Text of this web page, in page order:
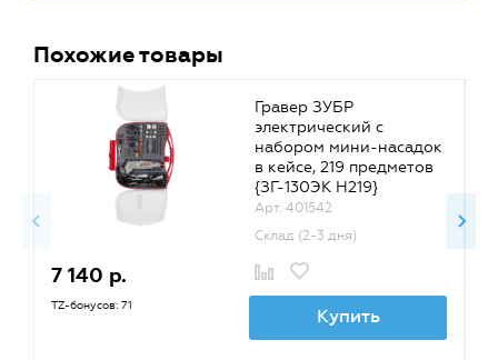
Похожие товары
Гравер ЗУБР
электрический с
набором мини-насадок
в кейсе, 219 предметов
{ЗГ-130ЭК H219}
Арт. 401542
Склад (2-3 дня)
7 140 р.
TZ-бонусов: 71 Купить